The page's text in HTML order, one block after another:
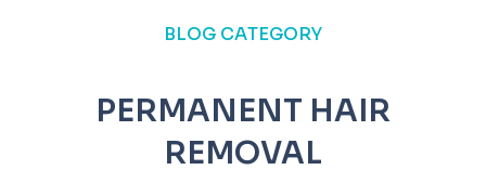
BLOG CATEGORY
PERMANENT HAIR
REMOVAL